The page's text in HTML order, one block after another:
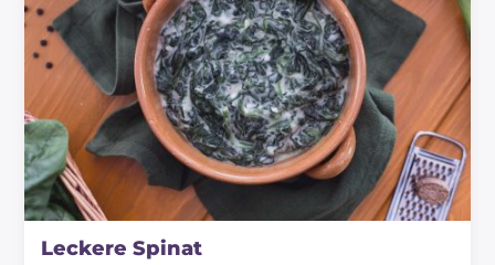
Leckere Spinat